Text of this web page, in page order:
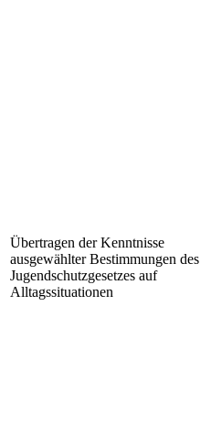
Übertragen der Kenntnisse
ausgewählter Bestimmungen des
Jugendschutzgesetzes auf
Alltagssituationen